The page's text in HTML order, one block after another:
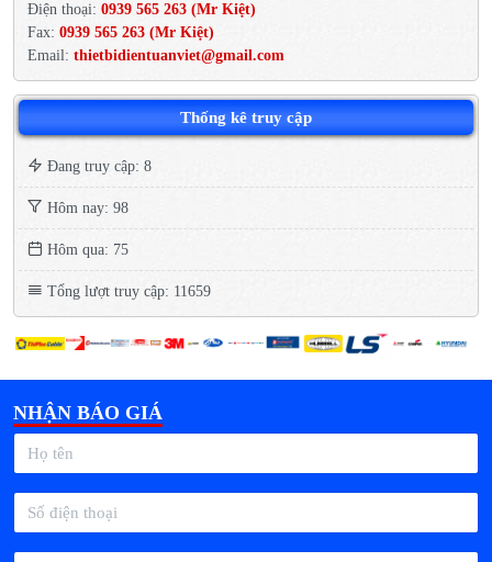
Điện thoại: 0939 565 263 (Mr Kiệt)
Fax: 0939 565 263 (Mr Kiệt)
Email: thietbidientuanviet@gmail.com
Thống kê truy cập
Đang truy cập: 8
Hôm nay: 98
Hôm qua: 75
Tổng lượt truy cập: 11659
NHẬN BÁO GIÁ